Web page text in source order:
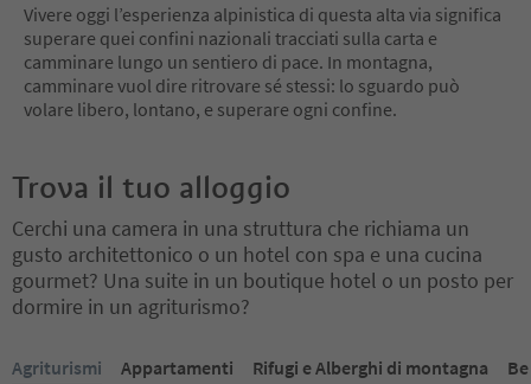
Vivere oggi l’esperienza alpinistica di questa alta via significa
superare quei confini nazionali tracciati sulla carta e
camminare lungo un sentiero di pace. In montagna,
camminare vuol dire ritrovare sé stessi: lo sguardo può
volare libero, lontano, e superare ogni confine.
Trova il tuo alloggio
Cerchi una camera in una struttura che richiama un
gusto architettonico o un hotel con spa e una cucina
gourmet? Una suite in un boutique hotel o un posto per
dormire in un agriturismo?
Agriturismi Appartamenti Rifugi e Alberghi di montagna